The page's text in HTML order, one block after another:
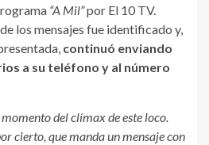
“A Mil”por El 10 TV.
los mensajes fue identificado y,
continuó enviando
a su teléfono y al número
del clímax de este loco.
cierto, que manda un mensaje con